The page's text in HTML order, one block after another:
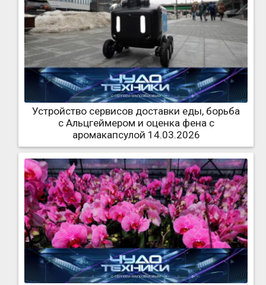
Устройство сервисов доставки еды, борьба
с Альцгеймером и оценка фена с
аромакапсулой 14.03.2026